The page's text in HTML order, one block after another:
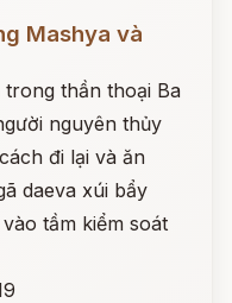
Mashya và
thần thoại Ba
nguyên thủy
đi lại và ăn
daeva xúi bẩy
tầm kiểm soát